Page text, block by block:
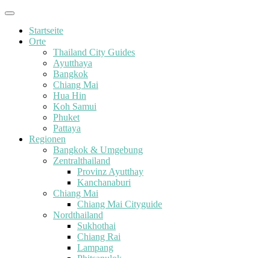
Startseite
Orte
Thailand City Guides
Ayutthaya
Bangkok
Chiang Mai
Hua Hin
Koh Samui
Phuket
Pattaya
Regionen
Bangkok & Umgebung
Zentralthailand
Provinz Ayutthay
Kanchanaburi
Chiang Mai
Chiang Mai Cityguide
Nordthailand
Sukhothai
Chiang Rai
Lampang